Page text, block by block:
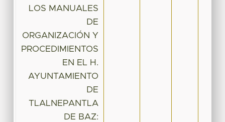
LOS MANUALES
DE
ORGANIZACIÓN Y
PROCEDIMIENTOS
EN EL H.
AYUNTAMIENTO
DE
TLALNEPANTLA
DE BAZ: